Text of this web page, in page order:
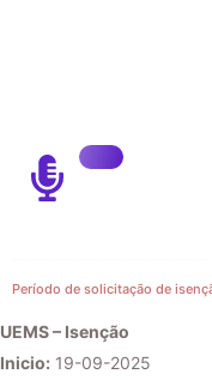
Período de solicitação de
UEMS – Isenção
Inicio: 19-09-2025